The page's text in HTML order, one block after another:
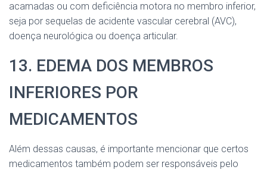
acamadas ou com deficiência motora no membro inferior,
seja por sequelas de acidente vascular cerebral (AVC),
doença neurológica ou doença articular.
13. EDEMA DOS MEMBROS
INFERIORES POR
MEDICAMENTOS
Além dessas causas, é importante mencionar que certos
medicamentos também podem ser responsáveis pelo